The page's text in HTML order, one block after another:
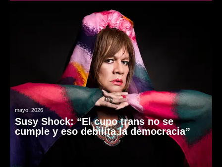
mayo, 2026
Susy Shock: “El cupo trans no se
cumple y eso debilita la democracia”